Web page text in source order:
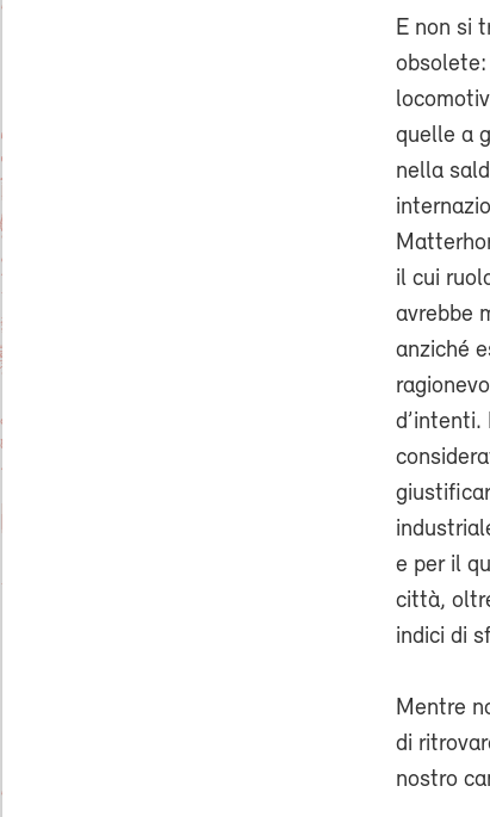
E non si
quelle a
nella
il cui
avrebbe
anziché
e per il
città,
indici di
Mentre
di
nostro